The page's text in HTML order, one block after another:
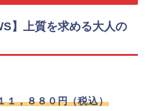
】上質を求める大人の
１，８８０円（税込）